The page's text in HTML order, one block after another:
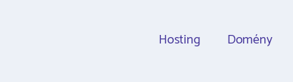
Hosting Domény